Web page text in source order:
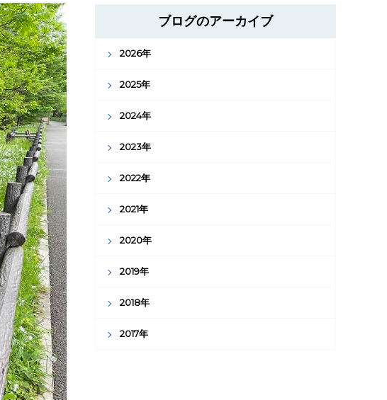
ブログのアーカイブ
2026年
2025年
2024年
2023年
2022年
2021年
2020年
2019年
2018年
2017年